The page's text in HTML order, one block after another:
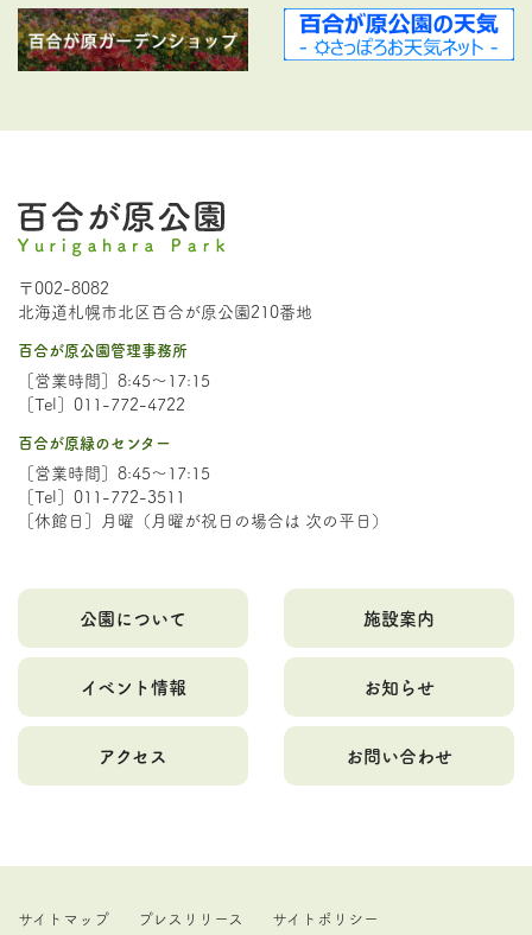
〒002-8082
北海道札幌市北区百合が原公園210番地
百合が原公園管理事務所
［営業時間］8:45～17:15
［Tel］011-772-4722
百合が原緑のセンター
［営業時間］8:45～17:15
［Tel］011-772-3511
［休館日］月曜（月曜が祝日の場合は 次の平日）
公園について 施設案内
イベント情報 お知らせ
アクセス お問い合わせ
サイトマップ プレスリリース サイトポリシー